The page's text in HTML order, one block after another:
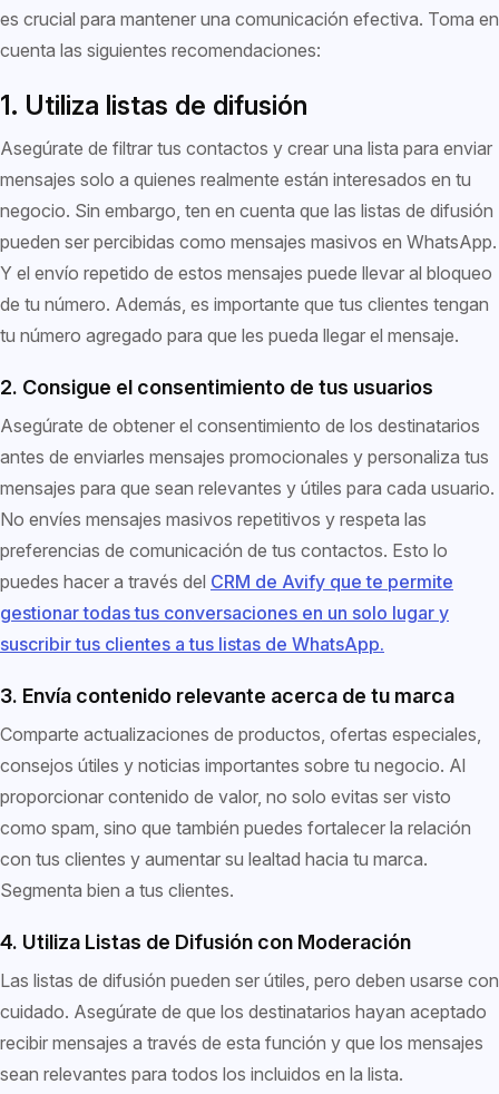
es crucial para mantener una comunicación efectiva. Toma en
cuenta las siguientes recomendaciones:
1. Utiliza listas de difusión
Asegúrate de filtrar tus contactos y crear una lista para enviar
mensajes solo a quienes realmente están interesados en tu
negocio. Sin embargo, ten en cuenta que las listas de difusión
pueden ser percibidas como mensajes masivos en WhatsApp.
Y el envío repetido de estos mensajes puede llevar al bloqueo
de tu número. Además, es importante que tus clientes tengan
tu número agregado para que les pueda llegar el mensaje.
2. Consigue el consentimiento de tus usuarios
Asegúrate de obtener el consentimiento de los destinatarios
antes de enviarles mensajes promocionales y personaliza tus
mensajes para que sean relevantes y útiles para cada usuario.
No envíes mensajes masivos repetitivos y respeta las
preferencias de comunicación de tus contactos. Esto lo
puedes hacer a través del CRM de Avify que te permite
gestionar todas tus conversaciones en un solo lugar y
suscribir tus clientes a tus listas de WhatsApp.
3. Envía contenido relevante acerca de tu marca
Comparte actualizaciones de productos, ofertas especiales,
consejos útiles y noticias importantes sobre tu negocio. Al
proporcionar contenido de valor, no solo evitas ser visto
como spam, sino que también puedes fortalecer la relación
con tus clientes y aumentar su lealtad hacia tu marca.
Segmenta bien a tus clientes.
4. Utiliza Listas de Difusión con Moderación
Las listas de difusión pueden ser útiles, pero deben usarse con
cuidado. Asegúrate de que los destinatarios hayan aceptado
recibir mensajes a través de esta función y que los mensajes
sean relevantes para todos los incluidos en la lista.